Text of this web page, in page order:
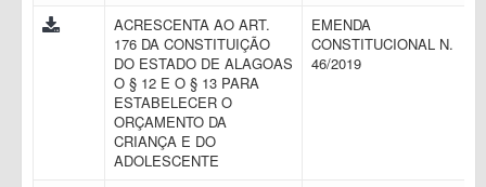
ACRESCENTA AO ART.
176 DA CONSTITUIÇÃO
DO ESTADO DE ALAGOAS
O § 12 E O § 13 PARA
ESTABELECER O
ORÇAMENTO DA
CRIANÇA E DO
ADOLESCENTE
EMENDA
CONSTITUCIONAL N.
46/2019